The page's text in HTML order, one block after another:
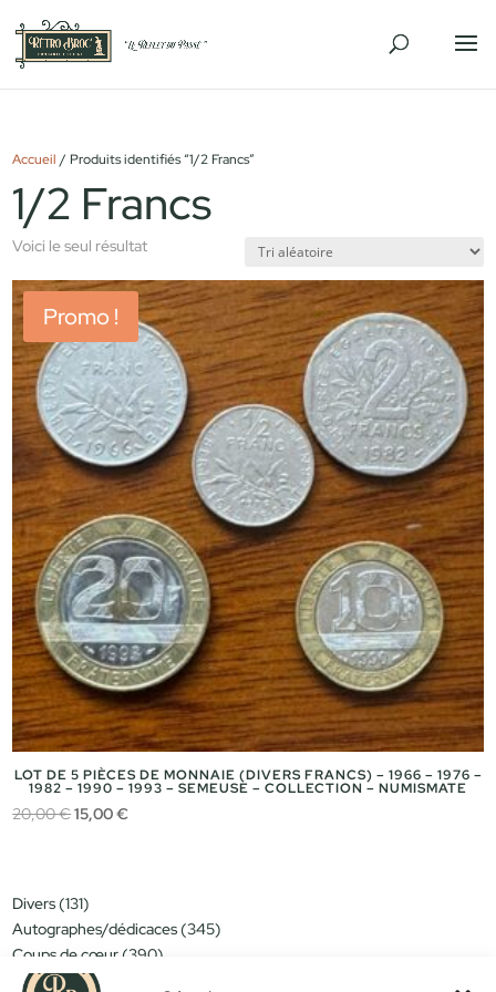
Accueil / Produits identifiés “1/2 Francs”
1/2 Francs
Voici le seul résultat
Promo !
LOT DE 5 PIÈCES DE MONNAIE (DIVERS FRANCS) – 1966 – 1976 –
1982 – 1990 – 1993 – SEMEUSE – COLLECTION – NUMISMATE
20,00€Le
20,00 €.
15,00€Le
Divers 131131
produits
Autographes/dédicaces 345345
Coups de cœur 390390
Miniatures/jouets